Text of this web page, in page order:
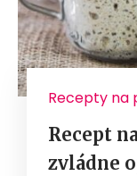
Recepty na
Recept
zvládne